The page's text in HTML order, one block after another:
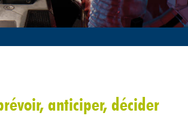
anticiper, décider